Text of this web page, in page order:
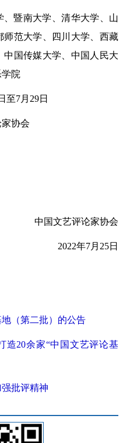
暨南大学、清华大学、山
师范大学、四川大学、西藏
国传媒大学、中国人民大
院
至7月29日
协会
中国文艺评论家协会
2022年7月25日
（第二批）的公告
造20余家“中国文艺评论基
批评精神